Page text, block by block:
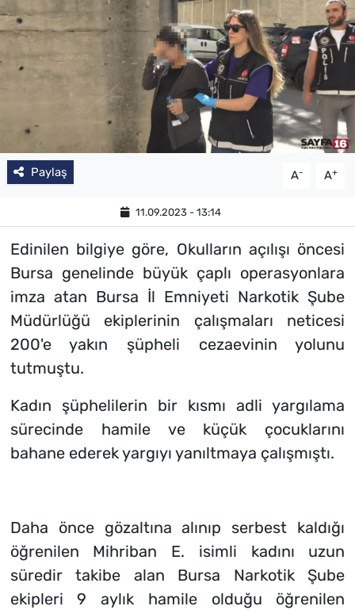
Paylaş A- A+
11.09.2023 - 13:14
Edinilen bilgiye göre, Okulların açılışı öncesi
Bursa genelinde büyük çaplı operasyonlara
imza atan Bursa İl Emniyeti Narkotik Şube
Müdürlüğü ekiplerinin çalışmaları neticesi
200'e yakın şüpheli cezaevinin yolunu
tutmuştu.
Kadın şüphelilerin bir kısmı adli yargılama
sürecinde hamile ve küçük çocuklarını
bahane ederek yargıyı yanıltmaya çalışmıştı.
Daha önce gözaltına alınıp serbest kaldığı
öğrenilen Mihriban E. isimli kadını uzun
süredir takibe alan Bursa Narkotik Şube
ekipleri 9 aylık hamile olduğu öğrenilen